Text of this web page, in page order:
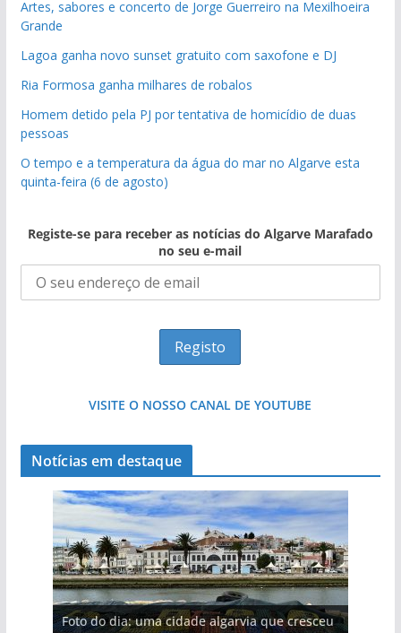
Artes, sabores e concerto de Jorge Guerreiro na Mexilhoeira
Grande
Lagoa ganha novo sunset gratuito com saxofone e DJ
Ria Formosa ganha milhares de robalos
Homem detido pela PJ por tentativa de homicídio de duas
pessoas
O tempo e a temperatura da água do mar no Algarve esta
quinta-feira (6 de agosto)
Registe-se para receber as notícias do Algarve Marafado
no seu e-mail
VISITE O NOSSO CANAL DE YOUTUBE
Notícias em destaque
Foto do dia: uma cidade algarvia que cresceu
Tempestades roubam areia de praias e põem
Tapas do mar a 3 euros cada. Nova rota
Projeto milionário: investimento de 108
milhões de euros na construção de dois
Milagre da água. Fontes emblemáticas do